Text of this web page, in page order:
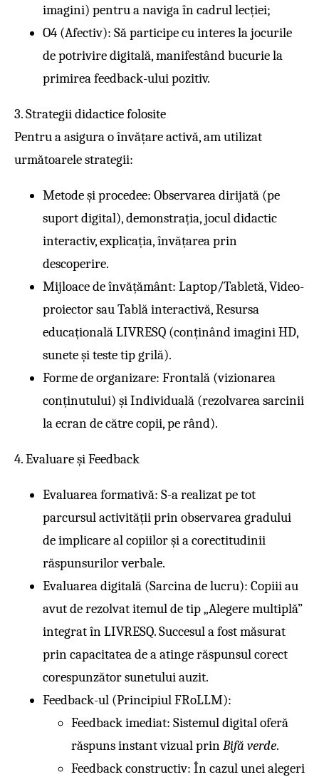
imagini) pentru a naviga în cadrul lecției;
O4 (Afectiv): Să participe cu interes la jocurile
de potrivire digitală, manifestând bucurie la
primirea feedback-ului pozitiv.
3. Strategii didactice folosite
Pentru a asigura o învățare activă, am utilizat
următoarele strategii:
Metode și procedee: Observarea dirijată (pe
suport digital), demonstrația, jocul didactic
interactiv, explicația, învățarea prin
descoperire.
Mijloace de învățământ: Laptop/Tabletă, Video-
proiector sau Tablă interactivă, Resursa
educațională LIVRESQ (conținând imagini HD,
sunete și teste tip grilă).
Forme de organizare: Frontală (vizionarea
conținutului) și Individuală (rezolvarea sarcinii
la ecran de către copii, pe rând).
4. Evaluare și Feedback
Evaluarea formativă: S-a realizat pe tot
parcursul activității prin observarea gradului
de implicare al copiilor și a corectitudinii
răspunsurilor verbale.
Evaluarea digitală (Sarcina de lucru): Copiii au
avut de rezolvat itemul de tip „Alegere multiplă”
integrat în LIVRESQ. Succesul a fost măsurat
prin capacitatea de a atinge răspunsul corect
corespunzător sunetului auzit.
Feedback-ul (Principiul FRoLLM):
Feedback imediat: Sistemul digital oferă
răspuns instant vizual prinBifă verde.
Feedback constructiv: În cazul unei alegeri